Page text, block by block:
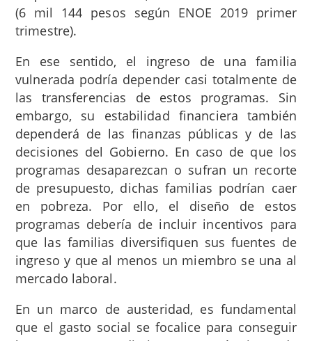
(6 mil 144 pesos según ENOE 2019 primer
trimestre).
En ese sentido, el ingreso de una familia
vulnerada podría depender casi totalmente de
las transferencias de estos programas. Sin
embargo, su estabilidad financiera también
dependerá de las finanzas públicas y de las
decisiones del Gobierno. En caso de que los
programas desaparezcan o sufran un recorte
de presupuesto, dichas familias podrían caer
en pobreza. Por ello, el diseño de estos
programas debería de incluir incentivos para
que las familias diversifiquen sus fuentes de
ingreso y que al menos un miembro se una al
mercado laboral.
En un marco de austeridad, es fundamental
que el gasto social se focalice para conseguir